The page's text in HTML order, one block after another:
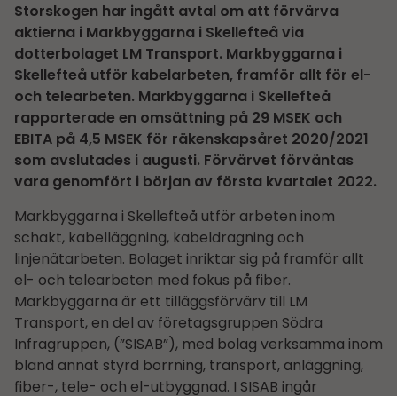
Storskogen har ingått avtal om att förvärva
aktierna i Markbyggarna i Skellefteå via
dotterbolaget LM Transport. Markbyggarna i
Skellefteå utför kabelarbeten, framför allt för el-
och telearbeten. Markbyggarna i Skellefteå
rapporterade en omsättning på 29 MSEK och
EBITA på 4,5 MSEK för räkenskapsåret 2020/2021
som avslutades i augusti. Förvärvet förväntas
vara genomfört i början av första kvartalet 2022.
Markbyggarna i Skellefteå utför arbeten inom
schakt, kabelläggning, kabeldragning och
linjenätarbeten. Bolaget inriktar sig på framför allt
el- och telearbeten med fokus på fiber.
Markbyggarna är ett tilläggsförvärv till LM
Transport, en del av företagsgruppen Södra
Infragruppen, (”SISAB”), med bolag verksamma inom
bland annat styrd borrning, transport, anläggning,
fiber-, tele- och el-utbyggnad. I SISAB ingår